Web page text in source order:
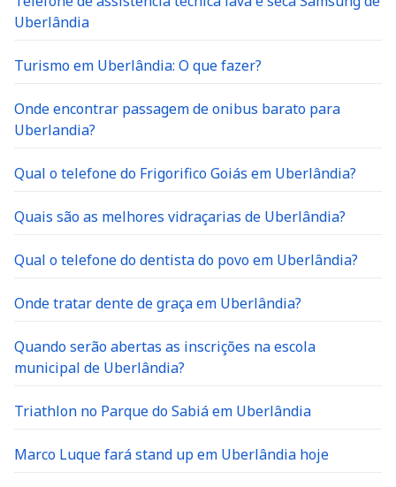
Uberlândia
Turismo em Uberlândia: O que fazer?
Onde encontrar passagem de onibus barato para
Uberlandia?
Qual o telefone do Frigorifico Goiás em Uberlândia?
Quais são as melhores vidraçarias de Uberlândia?
Qual o telefone do dentista do povo em Uberlândia?
Onde tratar dente de graça em Uberlândia?
Quando serão abertas as inscrições na escola
municipal de Uberlândia?
Triathlon no Parque do Sabiá em Uberlândia
Marco Luque fará stand up em Uberlândia hoje